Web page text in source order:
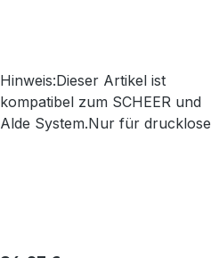
Hinweis:Dieser Artikel ist
kompatibel zum SCHEER und
Alde System.Nur für drucklose